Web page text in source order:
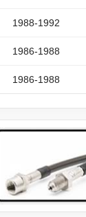
1988-1992
1986-1988
1986-1988